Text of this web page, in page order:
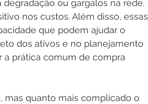
ou gargalos na rede.
nos custos. Além disso, essas
que podem ajudar o
dos ativos e no planejamento
prática comum de compra
mas quanto mais complicado o